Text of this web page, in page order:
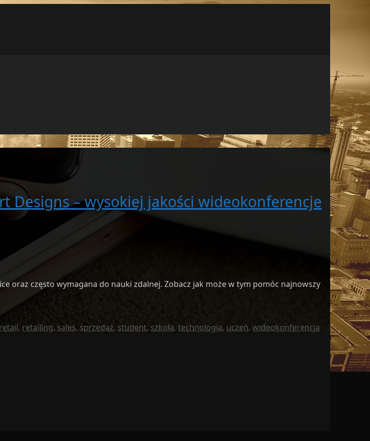
Designs – wysokiej jakości wideokonferencje
oraz często wymagana do nauki zdalnej. Zobacz jak może w tym pomóc najnowszy
retail, retailing, sales, sprzedaż, student, szkoła, technologia, uczeń, wideokonferencja